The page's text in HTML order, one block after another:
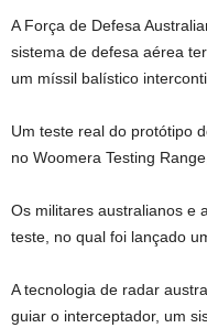
A Força de Defesa
sistema de defesa aérea
um míssil balístico
Um teste real do protótipo
no Woomera Testing
Os militares australianos e
teste, no qual foi lançado
A tecnologia de radar
guiar o interceptador, um